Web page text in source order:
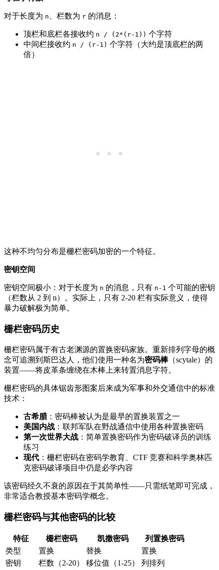
对于长度为 n 、栏数为 r 的消息：
顶栏和底栏各接收约 n / (2*(r-1)) 个字符
中间栏接收约 n / (r-1) 个字符（大约是顶底栏的两
倍）
这种不均匀分布是栅栏密码加密的一个特征。
密钥空间
密钥空间极小：对于长度为 n 的消息，只有 n-1 个可能的密钥
（栏数从 2 到 n）。实际上，只有 2-20 栏有实际意义，使得
暴力破解极为简单。
栅栏密码历史
栅栏密码属于有古老渊源的置换密码家族。重新排列字母的概
念可追溯到斯巴达人，他们使用一种名为密码棒（scytale）的
装置——将皮革条缠绕在木棒上来转置消息字符。
栅栏密码的具体锯齿形图案后来成为军事和外交通信中的标准
技术：
古希腊：密码棒被认为是最早的置换装置之一
美国内战 ：联邦军队在野战通信中使用各种置换密码
第一次世界大战 ：简单置换密码作为密码破译员的训练
练习
现代 ：栅栏密码在密码学教育、CTF 竞赛和科学奥林匹
克密码破译项目中仍是必学内容
该密码经久不衰的原因在于其简单性——只需纸笔即可完成，
非常适合教授基本密码学概念。
栅栏密码与其他密码的比较
特征 栅栏密码 凯撒密码
列置换密码
类型
置换 替换
置换
密钥
栏数（2-20） 移位值（1-25）
列排列